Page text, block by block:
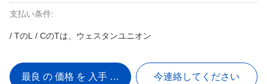
支払い条件:
/ TのL / CのTは、ウェスタンユニオン
最良 の 価格 を 入手 する 今連絡してください